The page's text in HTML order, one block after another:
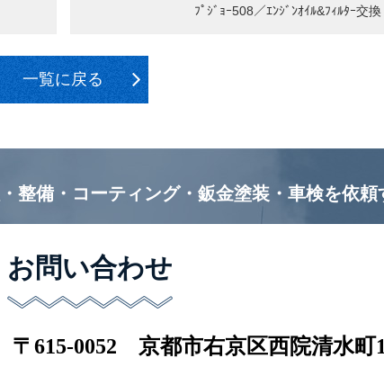
ﾌﾟｼﾞｮｰ508／ｴﾝｼﾞﾝｵｲﾙ&ﾌｨﾙﾀｰ交換
一覧に戻る
整備・コーティング・鈑金塗装・車検を依頼
お問い合わせ
〒615-0052 京都市右京区西院清水町